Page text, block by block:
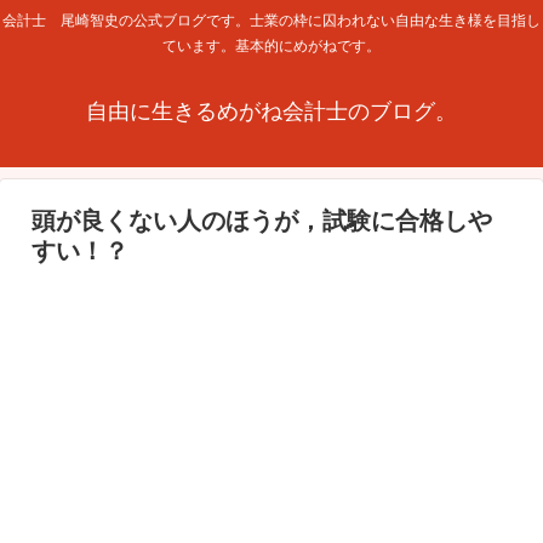
会計士 尾崎智史の公式ブログです。士業の枠に囚われない自由な生き様を目指し
ています。基本的にめがねです。
自由に生きるめがね会計士のブログ。
頭が良くない人のほうが，試験に合格しや
すい！？